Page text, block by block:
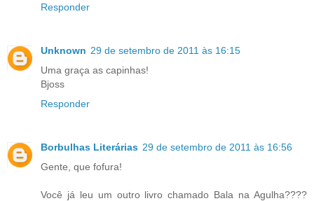
Responder
Unknown 29 de setembro de 2011 às 16:15
Uma graça as capinhas!
Bjoss
Responder
Borbulhas Literárias 29 de setembro de 2011 às 16:56
Gente, que fofura!
Você já leu um outro livro chamado Bala na Agulha????